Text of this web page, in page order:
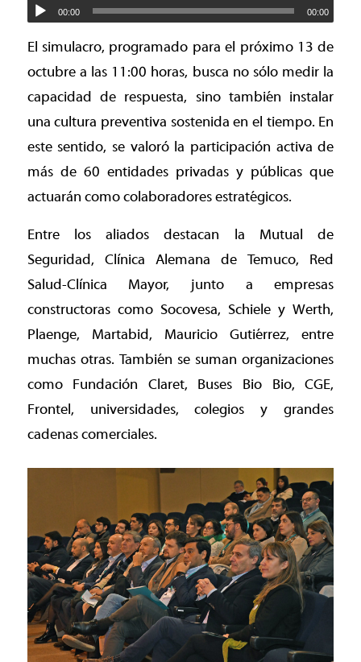
00:00 00:00
El simulacro, programado para el próximo 13 de
octubre a las 11:00 horas, busca no sólo medir la
capacidad de respuesta, sino también instalar
una cultura preventiva sostenida en el tiempo. En
este sentido, se valoró la participación activa de
más de 60 entidades privadas y públicas que
actuarán como colaboradores estratégicos.
Entre los aliados destacan la Mutual de
Seguridad, Clínica Alemana de Temuco, Red
Salud-Clínica Mayor, junto a empresas
constructoras como Socovesa, Schiele y Werth,
Plaenge, Martabid, Mauricio Gutiérrez, entre
muchas otras. También se suman organizaciones
como Fundación Claret, Buses Bio Bio, CGE,
Frontel, universidades, colegios y grandes
cadenas comerciales.